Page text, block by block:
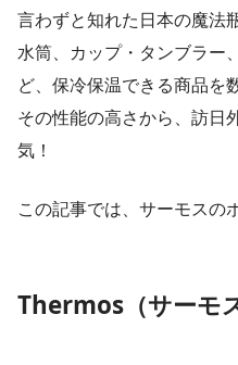
言わずと知れた日本の魔法
水筒、カップ・タンブラー
ど、保冷保温できる商品を
その性能の高さから、訪日
気！
この記事では、サーモスの
Thermos（サーモ